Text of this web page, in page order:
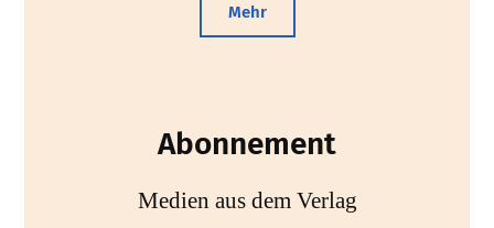
Mehr
Abonnement
Medien aus dem Verlag